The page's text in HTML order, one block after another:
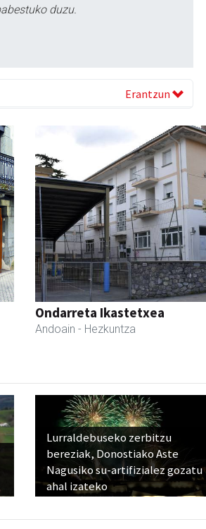
duzu.
Erantzun
Ondarreta Ikastetxea
Andoain - Hezkuntza
Lurraldebuseko zerbitzu
bereziak, Donostiako Aste
Nagusiko su-artifizialez gozatu
ahal izateko